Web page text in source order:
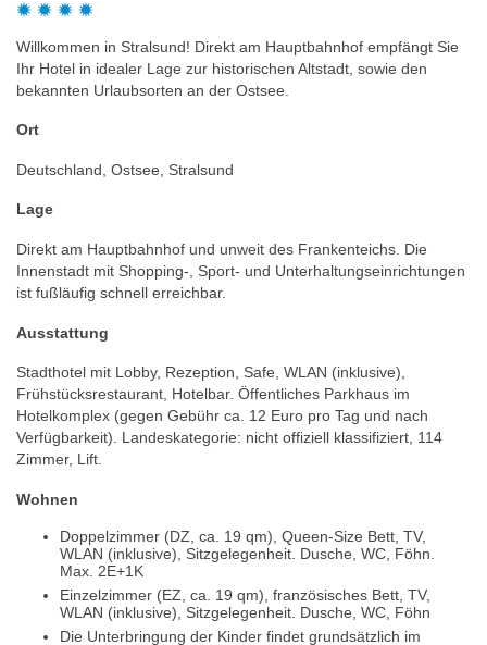
Willkommen in Stralsund! Direkt am Hauptbahnhof empfängt Sie
Ihr Hotel in idealer Lage zur historischen Altstadt, sowie den
bekannten Urlaubsorten an der Ostsee.
Ort
Deutschland, Ostsee, Stralsund
Lage
Direkt am Hauptbahnhof und unweit des Frankenteichs. Die
Innenstadt mit Shopping-, Sport- und Unterhaltungseinrichtungen
ist fußläufig schnell erreichbar.
Ausstattung
Stadthotel mit Lobby, Rezeption, Safe, WLAN (inklusive),
Frühstücksrestaurant, Hotelbar. Öffentliches Parkhaus im
Hotelkomplex (gegen Gebühr ca. 12 Euro pro Tag und nach
Verfügbarkeit). Landeskategorie: nicht offiziell klassifiziert, 114
Zimmer, Lift.
Wohnen
Doppelzimmer (DZ, ca. 19 qm), Queen-Size Bett, TV,
WLAN (inklusive), Sitzgelegenheit. Dusche, WC, Föhn.
Max. 2E+1K
Einzelzimmer (EZ, ca. 19 qm), französisches Bett, TV,
WLAN (inklusive), Sitzgelegenheit. Dusche, WC, Föhn
Die Unterbringung der Kinder findet grundsätzlich im